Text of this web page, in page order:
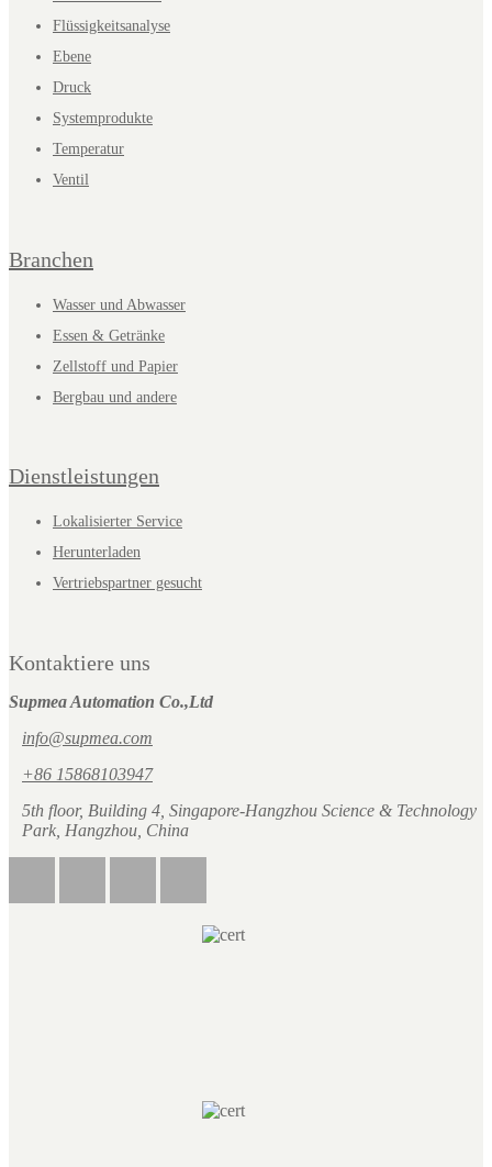
Flüssigkeitsanalyse
Ebene
Druck
Systemprodukte
Temperatur
Ventil
Branchen
Wasser und Abwasser
Essen & Getränke
Zellstoff und Papier
Bergbau und andere
Dienstleistungen
Lokalisierter Service
Herunterladen
Vertriebspartner gesucht
Kontaktiere uns
Supmea Automation Co.,Ltd
info@supmea.com
+86 15868103947
5th floor, Building 4, Singapore-Hangzhou Science & Technology
Park, Hangzhou, China